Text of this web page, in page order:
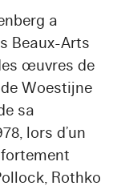
a
Beaux-Arts
œuvres de
Woestijne
sa
lors d’un
Rothko